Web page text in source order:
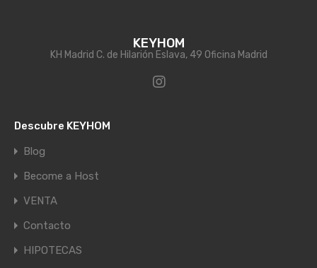
KEYHOM
KH Madrid C. de Hilarión Eslava, 49 Oficina Madrid
Descubre KEYHOM
Blog
Become a Host
VENTA
Contacto
HIPOTECAS